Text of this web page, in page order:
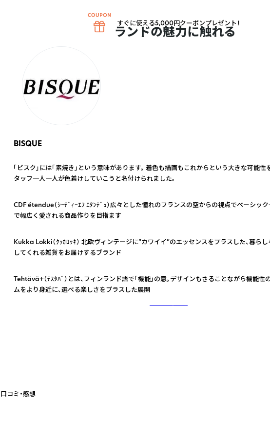
ブランドの魅力に触れる
BISQUE
「ビスク」には「素焼き」という意味があります。 着色も描画もこれからという大きな可能性
タッフ一人一人が色着けしていこうと名付けられました。
CDF étendue（ｼｰﾃﾞｨｰｴﾌ ｴﾀﾝﾃﾞｭ）広々とした憧れのフランスの空からの視点でベーシッ
で幅広く愛される商品作りを目指ます
Kukka Lokki（ｸｯｶﾛｯｷ） 北欧ヴィンテージに”カワイイ”のエッセンスをプラスした、暮らし
してくれる雑貨をお届けするブランド
Tehtävä+（ﾃｽﾀﾊﾞ）とは、フィンランド語で「機能」の意。デザインもさることながら機能性
ムをより身近に、選べる楽しさをプラスした展開
コミ・感想
すぐに使える5,000円クーポンプレゼント！